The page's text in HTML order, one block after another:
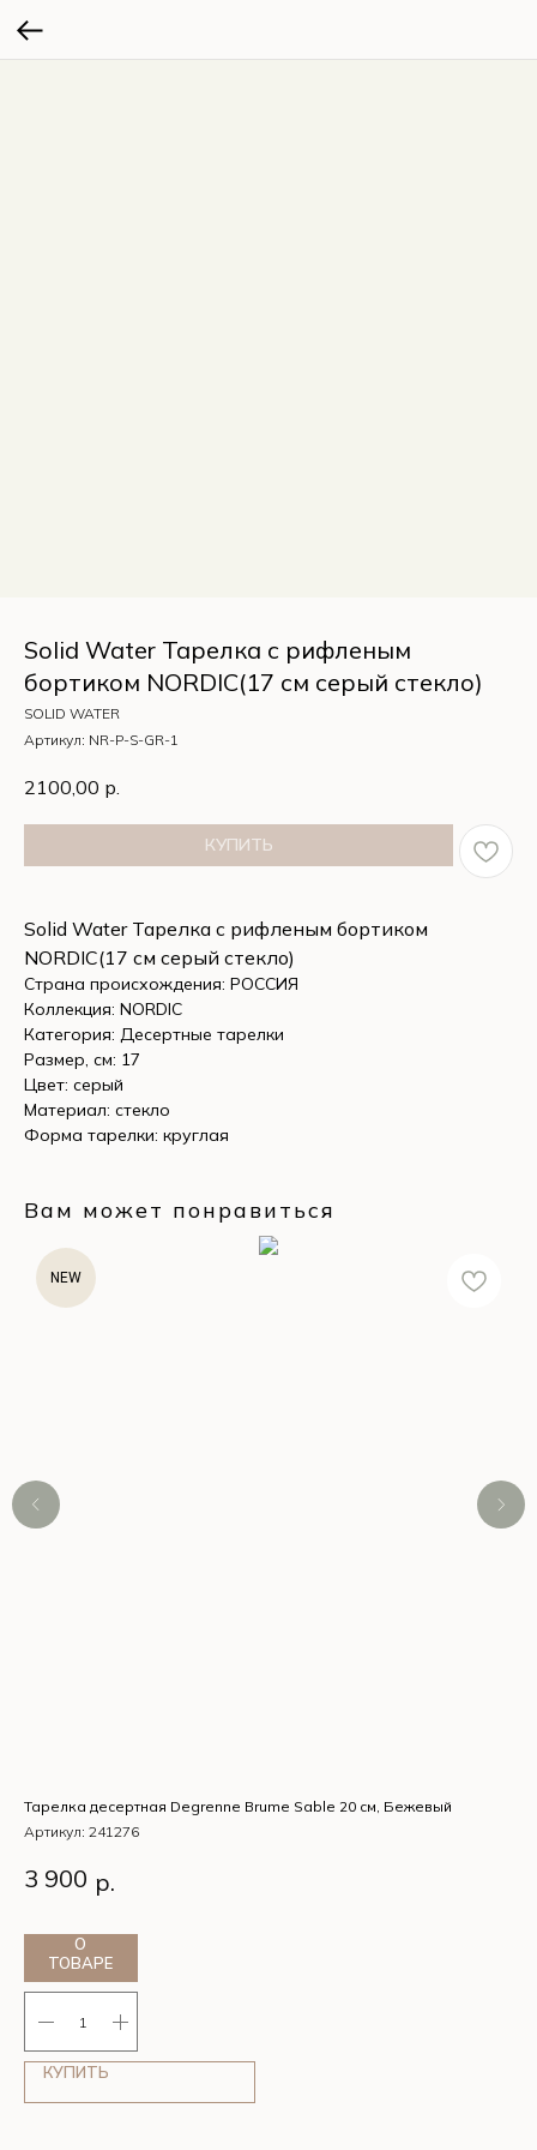
Solid Water Тарелка с рифленым
бортиком NORDIC(17 см серый стекло)
SOLID WATER
Артикул: NR-P-S-GR-1
2100,00 р.
КУПИТЬ
Solid Water Тарелка с рифленым бортиком
NORDIC(17 см серый стекло)
Страна происхождения: РОССИЯ
Коллекция: NORDIC
Категория: Десертные тарелки
Размер, см: 17
Цвет: серый
Материал: стекло
Форма тарелки: круглая
Вам может понравиться
NEW
Тарелка десертная Degrenne Brume Sable 20 см, Бежевый
Артикул: 241276
Тарелка десертная Degrenne Brume Sable 20 см,
Бежевый
3 900 р.
О
ТОВАРЕ
КУПИТЬ